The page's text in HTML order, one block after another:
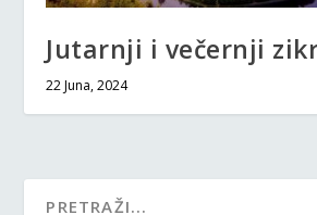
Jutarnji i večernji
22 Juna, 2024